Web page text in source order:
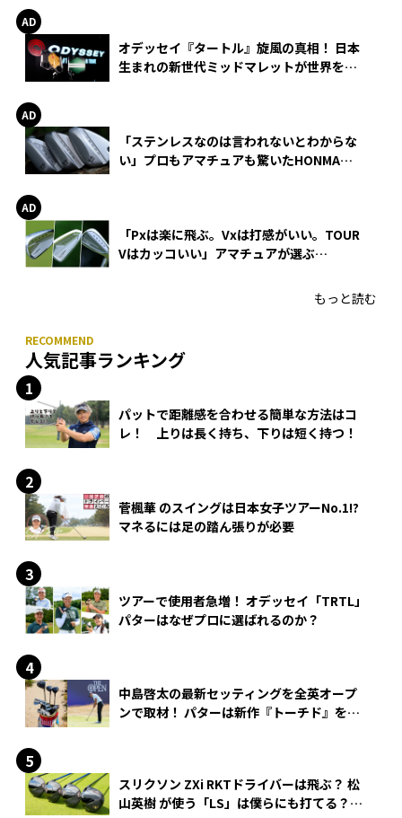
オデッセイ『タートル』旋風の真相！ 日本
生まれの新世代ミッドマレットが世界を席
「ステンレスなのは言われないとわからな
い」プロもアマチュアも驚いたHONMA
「Pxは楽に飛ぶ。Vxは打感がいい。TOUR
Vはカッコいい」アマチュアが選ぶ
もっと読む
人気記事ランキング
パットで距離感を合わせる簡単な方法はコ
レ！ 上りは長く持ち、下りは短く持つ！
菅楓華 のスイングは日本女子ツアーNo.1!?
マネるには足の踏ん張りが必要
ツアーで使用者急増！ オデッセイ「TRTL」
パターはなぜプロに選ばれるのか？
中島啓太の最新セッティングを全英オープ
ンで取材！ パターは新作『トーチド』を投
スリクソン ZXi RKTドライバーは飛ぶ？ 松
山英樹 が使う「LS」は僕らにも打てる？